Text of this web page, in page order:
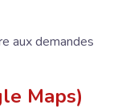
aux demandes
Maps)